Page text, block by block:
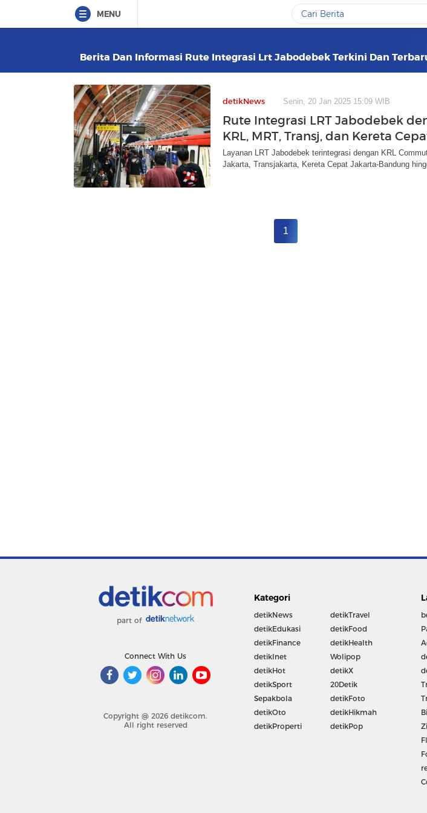
MENU
Berita Dan Informasi Rute Integrasi Lrt Jabodebek Terkini Dan
detikNews Senin, 20 Jan 2025 15:09 WIB
Rute Integrasi LRT Jabodebek
KRL, MRT, Transj, dan Kereta
Layanan LRT Jabodebek terintegrasi dengan KRL
Jakarta, Transjakarta, Kereta Cepat Jakarta-Bandung
1
part of
Connect With Us
Copyright @ 2026 detikcom.
All right reserved
Kategori
detikNews
detikEdukasi
detikFinance
detikInet
detikHot
detikSport
Sepakbola
detikOto
detikProperti
detikTravel
detikFood
detikHealth
Wolipop
detikX
20Detik
detikFoto
detikHikmah
detikPop